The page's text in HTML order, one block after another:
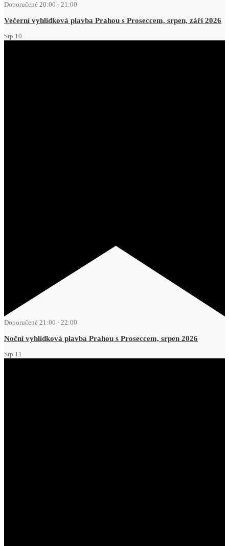
Doporučené 20:00 - 21:00
Večerní vyhlídková plavba Prahou s Proseccem, srpen, září 2026
Srp 10
Doporučené 21:00 - 22:00
Noční vyhlídková plavba Prahou s Proseccem, srpen 2026
Srp 11